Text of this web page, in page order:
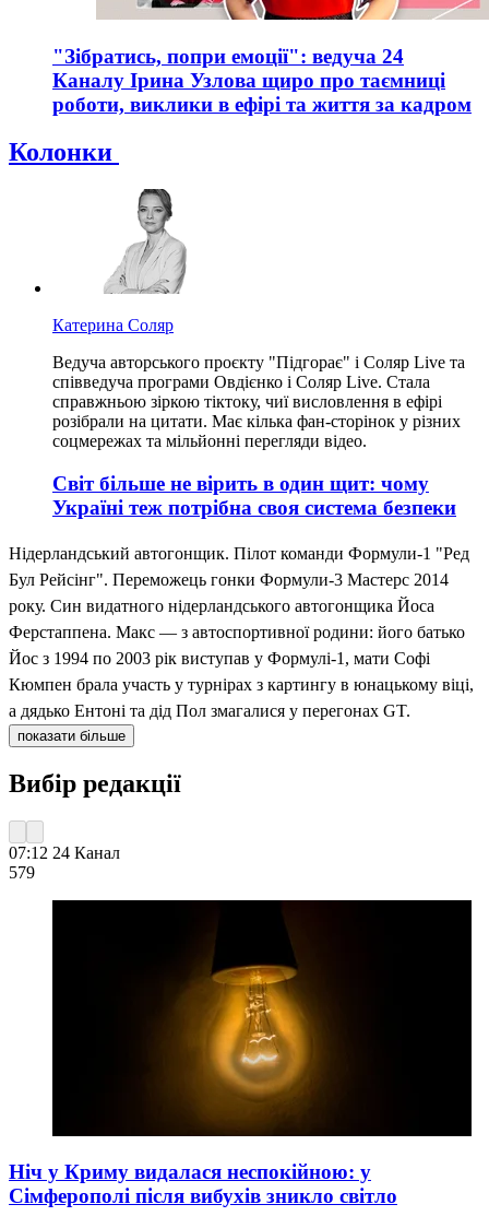
"Зібратись, попри емоції": ведуча 24
Каналу Ірина Узлова щиро про таємниці
роботи, виклики в ефірі та життя за кадром
Колонки
Катерина Соляр
Ведуча авторського проєкту "Підгорає" і Соляр Live та
співведуча програми Овдієнко і Соляр Live. Стала
справжньою зіркою тіктоку, чиї висловлення в ефірі
розібрали на цитати. Має кілька фан-сторінок у різних
соцмережах та мільйонні перегляди відео.
Світ більше не вірить в один щит: чому
Україні теж потрібна своя система безпеки
Нідерландський автогонщик. Пілот команди Формули-1 "Ред
Бул Рейсінг". Переможець гонки Формули-3 Мастерс 2014
року. Син видатного нідерландського автогонщика Йоса
Ферстаппена. Макс — з автоспортивної родини: його батько
Йос з 1994 по 2003 рік виступав у Формулі-1, мати Софі
Кюмпен брала участь у турнірах з картингу в юнацькому віці,
а дядько Ентоні та дід Пол змагалися у перегонах GT.
показати більше
Вибір редакції
07:12 24 Канал
579
Ніч у Криму видалася неспокійною: у
Сімферополі після вибухів зникло світло